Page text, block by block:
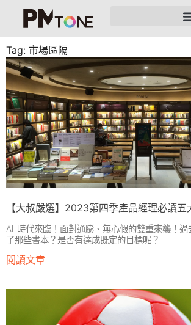
Tag: 市場區隔
【大叔嚴選】2023第四季產品經理必讀五
AI 時代來臨！面對通膨、無心假的雙重來襲！
了那些書本？是否有達成既定的目標呢？
閱讀文章